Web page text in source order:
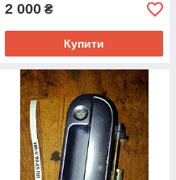
2 000 ₴
Купити